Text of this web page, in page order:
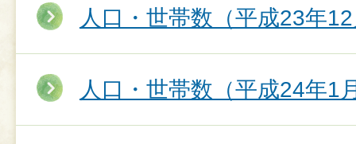
人口・世帯数（平成23年
人口・世帯数（平成24年1